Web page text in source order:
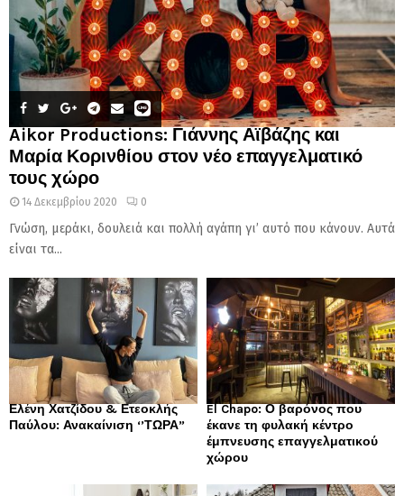
Aikor Productions: Γιάννης Αϊβάζης και
Μαρία Κορινθίου στον νέο επαγγελματικό
τους χώρο
14 Δεκεμβρίου 2020 0
Γνώση, μεράκι, δουλειά και πολλή αγάπη γι’ αυτό που κάνουν. Αυτά
είναι τα...
Ελένη Χατζίδου & Ετεοκλής
Παύλου: Ανακαίνιση ‘’ΤΩΡΑ”
El Chapo: Ο βαρόνος που
έκανε τη φυλακή κέντρο
έμπνευσης επαγγελματικού
χώρου